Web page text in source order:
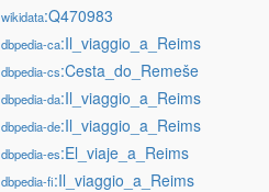
wikidata:Q470983
dbpedia-ca:Il_viaggio_a_Reims
dbpedia-cs:Cesta_do_Remeše
dbpedia-da:Il_viaggio_a_Reims
dbpedia-de:Il_viaggio_a_Reims
dbpedia-es:El_viaje_a_Reims
dbpedia-fi:Il_viaggio_a_Reims